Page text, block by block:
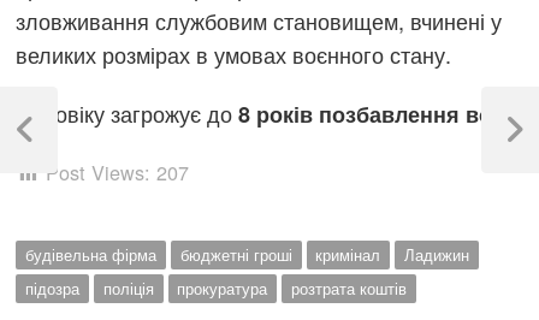
зловживання службовим становищем, вчинені у
великих розмірах в умовах воєнного стану.
Чоловіку загрожує до8 років позбавлення волі.
Post Views: 207
будівельна фірма бюджетні гроші кримінал
Ладижин
підозра
поліція прокуратура розтрата коштів
Навігація
записів
Previous
Next